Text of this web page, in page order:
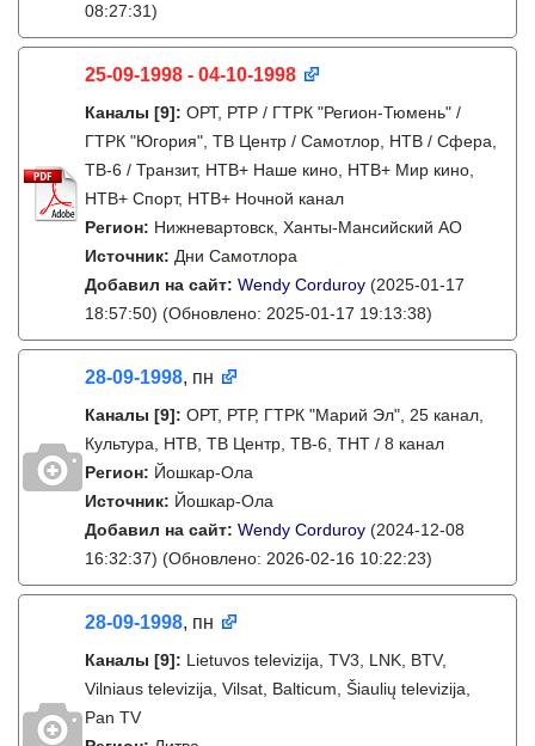
08:27:31)
25-09-1998 - 04-10-1998
Каналы [9]: ОРТ, РТР / ГТРК "Регион-Тюмень" /
ГТРК "Югория", ТВ Центр / Самотлор, НТВ / Сфера,
ТВ-6 / Транзит, НТВ+ Наше кино, НТВ+ Мир кино,
НТВ+ Спорт, НТВ+ Ночной канал
Регион: Нижневартовск, Ханты-Мансийский АО
Источник: Дни Самотлора
Добавил на сайт: Wendy Corduroy (2025-01-17
18:57:50) (Обновлено: 2025-01-17 19:13:38)
28-09-1998, пн
Каналы [9]: ОРТ, РТР, ГТРК "Марий Эл", 25 канал,
Культура, НТВ, ТВ Центр, ТВ-6, ТНТ / 8 канал
Регион: Йошкар-Ола
Источник: Йошкар-Ола
Добавил на сайт: Wendy Corduroy (2024-12-08
16:32:37) (Обновлено: 2026-02-16 10:22:23)
28-09-1998, пн
Каналы [9]: Lietuvos televizija, TV3, LNK, BTV,
Vilniaus televizija, Vilsat, Balticum, Šiaulių televizija,
Pan TV